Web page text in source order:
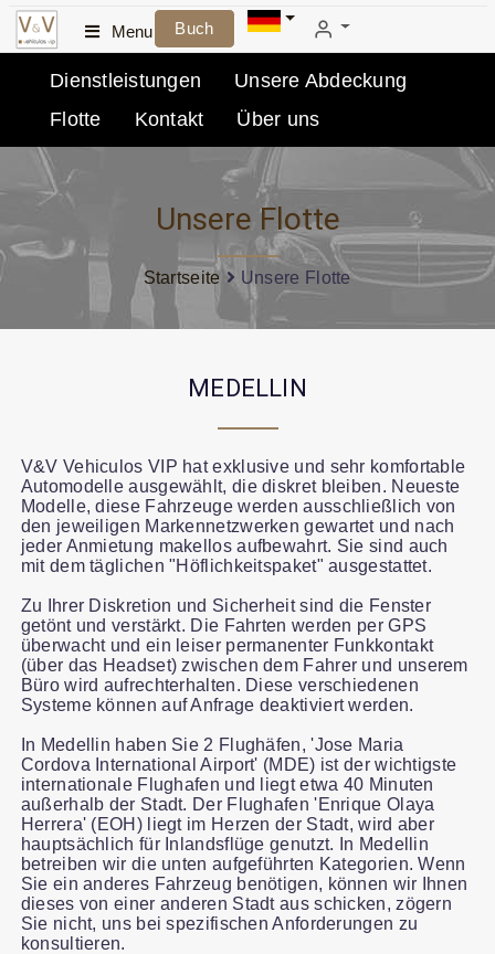
Menu Buch
Dienstleistungen
Unsere Abdeckung
Flotte
Kontakt Über uns
Unsere Flotte
Startseite Unsere Flotte
MEDELLIN
V&V Vehiculos VIP hat exklusive und sehr komfortable
Automodelle ausgewählt, die diskret bleiben. Neueste
Modelle, diese Fahrzeuge werden ausschließlich von
den jeweiligen Markennetzwerken gewartet und nach
jeder Anmietung makellos aufbewahrt. Sie sind auch
mit dem täglichen "Höflichkeitspaket" ausgestattet.
Zu Ihrer Diskretion und Sicherheit sind die Fenster
getönt und verstärkt. Die Fahrten werden per GPS
überwacht und ein leiser permanenter Funkkontakt
(über das Headset) zwischen dem Fahrer und unserem
Büro wird aufrechterhalten. Diese verschiedenen
Systeme können auf Anfrage deaktiviert werden.
In Medellin haben Sie 2 Flughäfen, 'Jose Maria
Cordova International Airport' (MDE) ist der wichtigste
internationale Flughafen und liegt etwa 40 Minuten
außerhalb der Stadt. Der Flughafen 'Enrique Olaya
Herrera' (EOH) liegt im Herzen der Stadt, wird aber
hauptsächlich für Inlandsflüge genutzt. In Medellin
betreiben wir die unten aufgeführten Kategorien. Wenn
Sie ein anderes Fahrzeug benötigen, können wir Ihnen
dieses von einer anderen Stadt aus schicken, zögern
Sie nicht, uns bei spezifischen Anforderungen zu
konsultieren.